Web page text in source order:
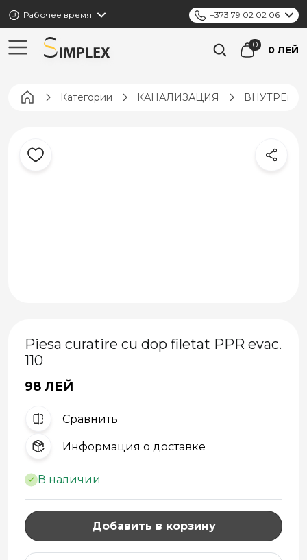
Рабочее время +373 79 02 02 06
0 ЛЕЙ
Pagina principală
Категории КАНАЛИЗАЦИЯ
Piesa curatire cu dop filetat PPR evac.
110
98 ЛЕЙ
Cравнить
Информация о доставке
В наличии
Добавить в корзину